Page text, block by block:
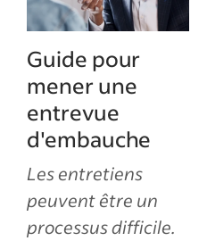
Guide pour
mener une
entrevue
d'embauche
Les entretiens
peuvent être un
processus difficile.